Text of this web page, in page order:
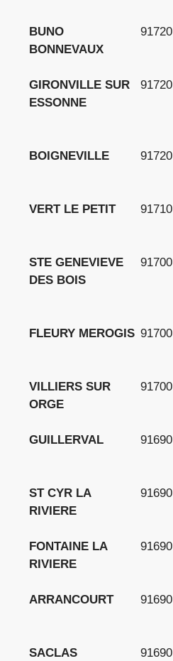
BUNO
BONNEVAUX
91720
GIRONVILLE SUR
ESSONNE
91720
BOIGNEVILLE
91720
VERT LE PETIT
91710
STE GENEVIEVE
DES BOIS
91700
FLEURY MEROGIS 91700
VILLIERS SUR
ORGE
91700
GUILLERVAL
91690
ST CYR LA
RIVIERE
91690
FONTAINE LA
RIVIERE
91690
ARRANCOURT
91690
SACLAS
91690